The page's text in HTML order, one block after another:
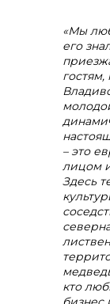
+7
«Мы
его
– это
лицом
Здесь
кто